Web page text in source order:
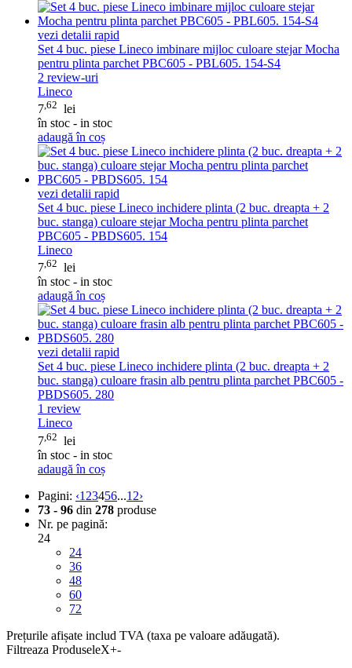
vezi detalii rapid
Set 4 buc. piese Lineco imbinare mijloc culoare stejar Mocha
pentru plinta parchet PBC605 - PBL605. 154-S4
2 review-uri
Lineco
7 ,62 lei
în stoc - in stoc
adaugă în coș
vezi detalii rapid
Set 4 buc. piese Lineco inchidere plinta (2 buc. dreapta + 2
buc. stanga) culoare stejar Mocha pentru plinta parchet
PBC605 - PBDS605. 154
Lineco
7,62 lei
în stoc - in stoc
adaugă în coș
vezi detalii rapid
Set 4 buc. piese Lineco inchidere plinta (2 buc. dreapta + 2
buc. stanga) culoare frasin alb pentru plinta parchet PBC605 -
PBDS605. 280
1 review
Lineco
7 ,62 lei
în stoc - in stoc
adaugă în coș
Pagini: ‹1 23456...12›
73 - 96 din 278 produse
Nr. pe pagină:
24
24
36
48
60
72
Prețurile afișate includ TVA (taxa pe valoare adăugată).
Filtreaza ProduseleX+-